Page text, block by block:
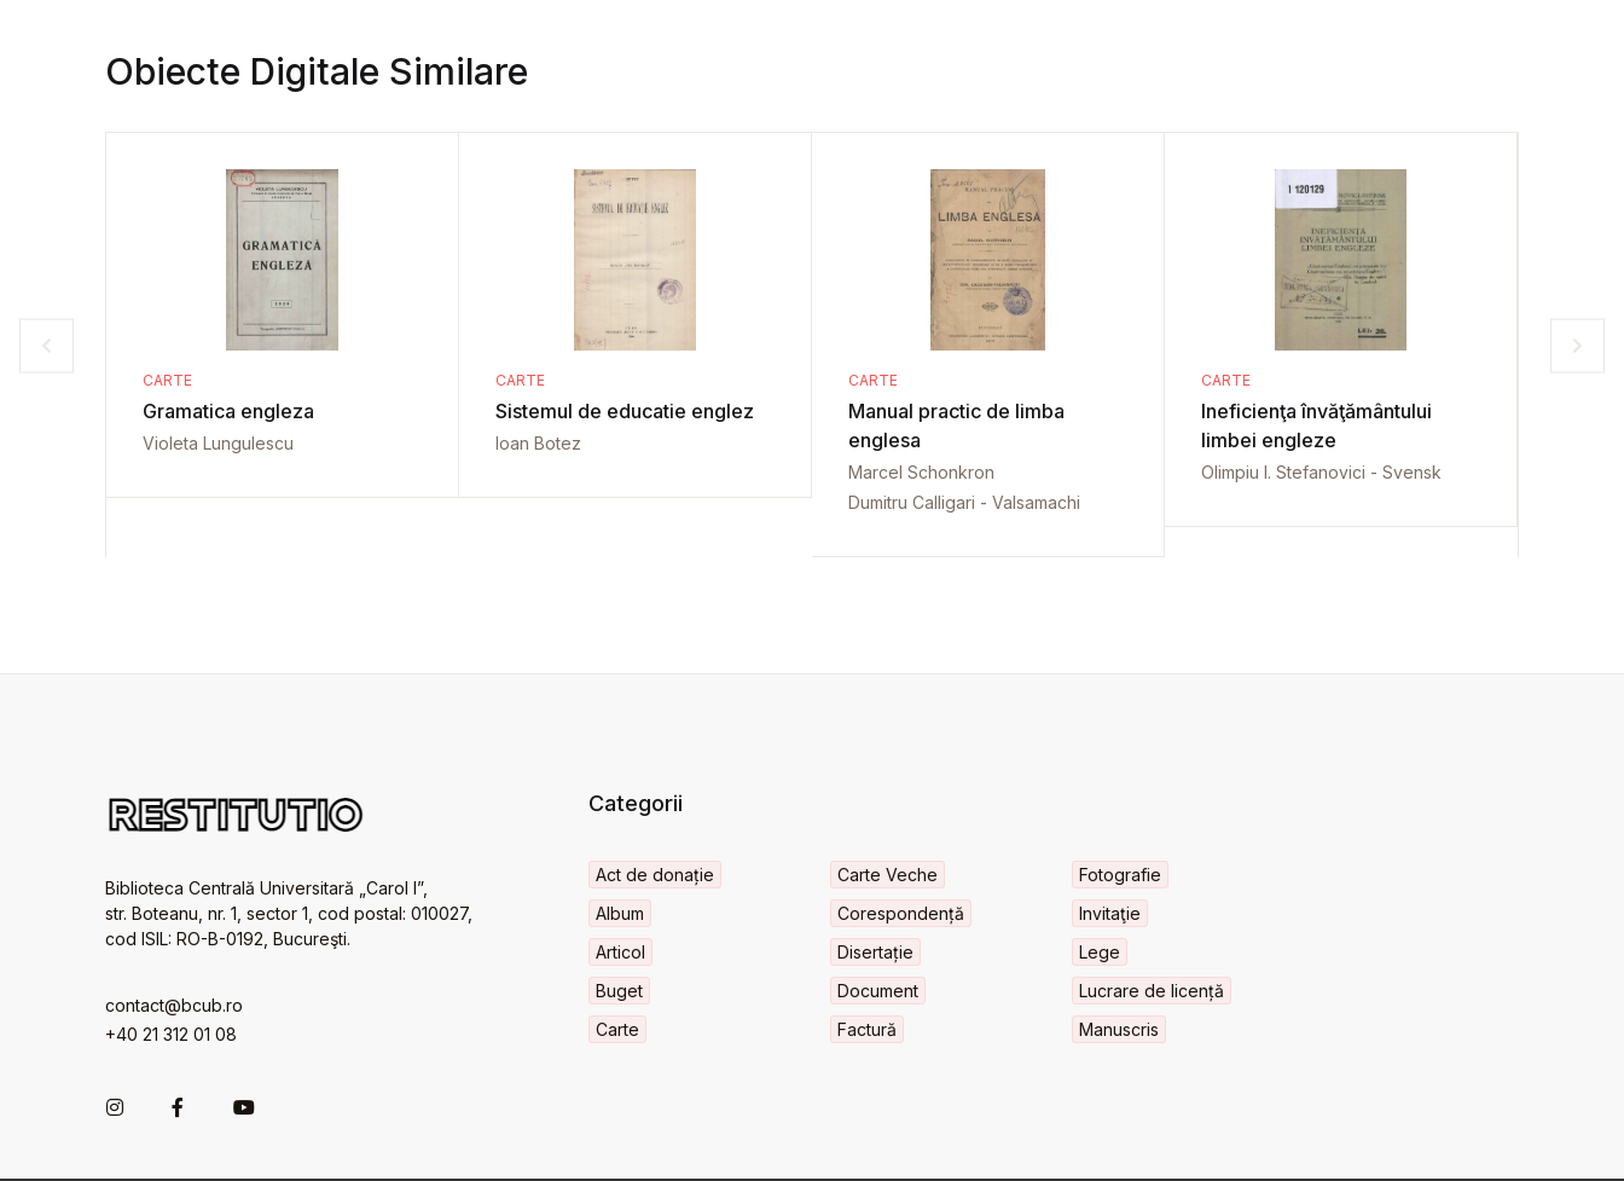
Obiecte Digitale Similare
CARTE
Gramatica engleza
Violeta Lungulescu
CARTE
Sistemul de educatie englez
Ioan Botez
CARTE
Manual practic de limba
englesa
Marcel Schonkron
Dumitru Calligari - Valsamachi
CARTE
Ineficienţa învăţământului
limbei engleze
Olimpiu I. Stefanovici - Svensk
Biblioteca Centrală Universitară „Carol I”,
str. Boteanu, nr. 1, sector 1, cod postal: 010027,
cod ISIL: RO-B-0192, Bucureşti.
contact@bcub.ro
+40 21 312 01 08
Categorii
Act de donație
Album
Articol
Buget
Carte
Carte Veche
Corespondență
Disertație
Document
Factură
Fotografie
Invitaţie
Lege
Lucrare de licență
Manuscris